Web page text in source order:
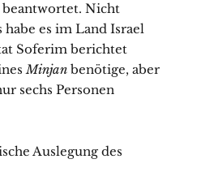
beantwortet. Nicht
habe es im Land Israel
Soferim berichtet
Minjan benötige, aber
sechs Personen
Auslegung des